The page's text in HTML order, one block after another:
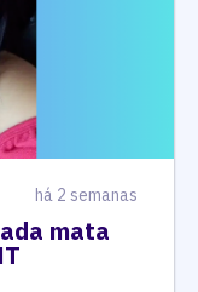
há 2 semanas
mata